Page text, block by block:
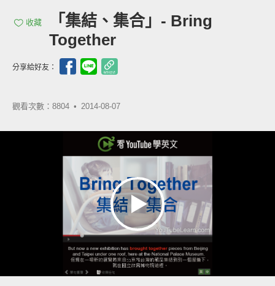
收藏
「集結、集合」- Bring
Together
分享給好友：
觀看次數：8804 • 2014-08-07